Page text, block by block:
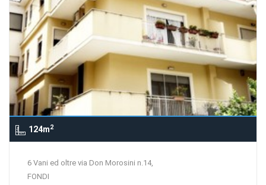
124m2
6 Vani ed oltre via Don Morosini n.14,
FONDI